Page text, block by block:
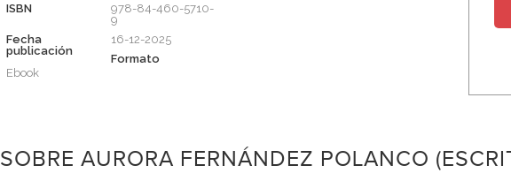
ISBN
978-84-460-5710-
9
Fecha
publicación
16-12-2025
Formato
Ebook
SOBRE AURORA FERNÁNDEZ POLANCO